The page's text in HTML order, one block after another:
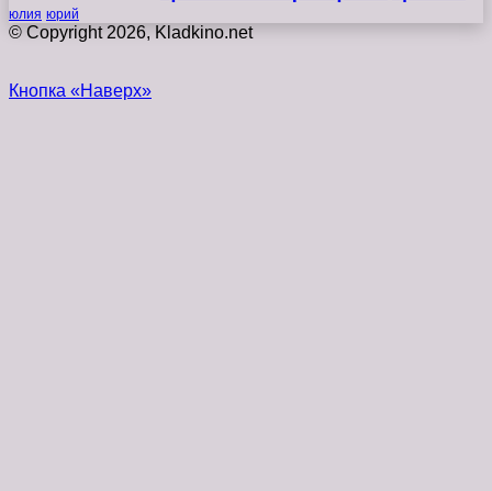
юлия юрий
© Copyright 2026, Kladkino.net
Кнопка «Наверх»